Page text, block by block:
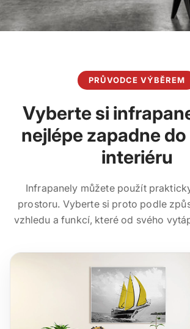
PRŮVODCE VÝBĚREM
Vyberte si
nejlépe zapadne
interiéru
Infrapanely můžete použít
prostoru. Vyberte si proto podle
vzhledu a funkcí, které od svého